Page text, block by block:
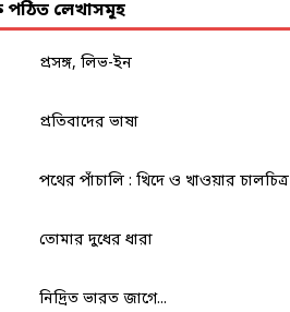
পঠিত লেখাসমূহ
প্রসঙ্গ, লিভ-ইন
প্রতিবাদের ভাষা
পথের পাঁচালি : খিদে ও খাওয়ার চালচিত্র
তোমার দুধের ধারা
নিদ্রিত ভারত জাগে...